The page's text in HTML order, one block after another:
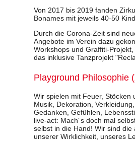
Von 2017 bis 2019 fanden
Bonames mit jeweils 40-50
Durch die Corona-Zeit sind
Angebote im Verein dazu
Workshops und Graffiti-
das inklusive Tanzprojekt
Playground Philosophie
Wir spielen mit Feuer,
Musik, Dekoration,
Gedanken, Gefühlen,
live-act: Mach´s doch mal
selbst in die Hand! Wir sind
unserer Wirklichkeit, unseres